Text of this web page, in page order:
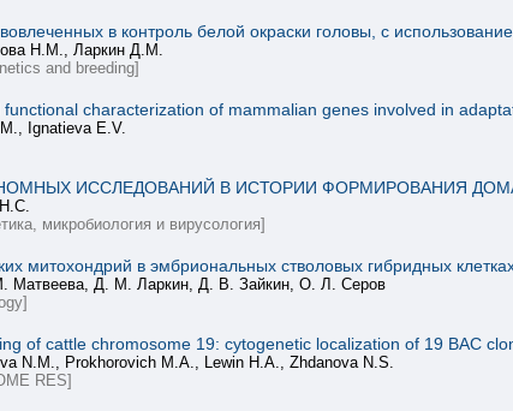
в контроль белой окраски головы, с
Н.М., Ларкин Д.М.
and breeding]
characterization of mammalian genes involved in
Ignatieva E.V.
ИССЛЕДОВАНИЙ В ИСТОРИИ ФОРМИРОВАНИЯ
микробиология и вирусология]
митохондрий в эмбриональных стволовых гибридных
Матвеева, Д. М. Ларкин, Д. В. Зайкин, О. Л. Серов
of cattle chromosome 19: cytogenetic localization of 19 BAC
N.M., Prokhorovich M.A., Lewin H.A., Zhdanova N.S.
RES]